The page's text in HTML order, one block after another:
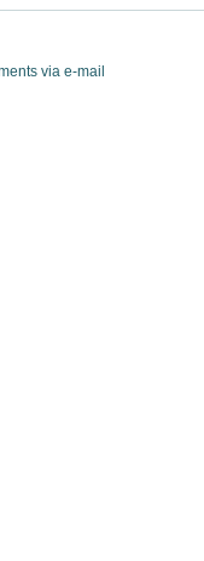
via e-mail